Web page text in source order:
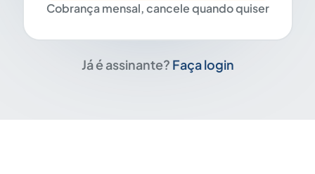
Cobrança mensal, cancele quando quiser
Já é assinante? Faça login